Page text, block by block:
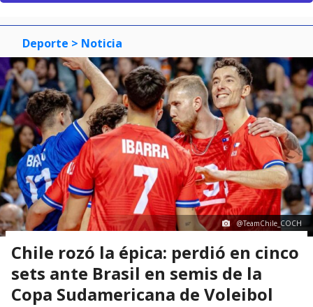
Deporte > Noticia
@TeamChile_COCH
Chile rozó la épica: perdió en cinco
sets ante Brasil en semis de la
Copa Sudamericana de Voleibol